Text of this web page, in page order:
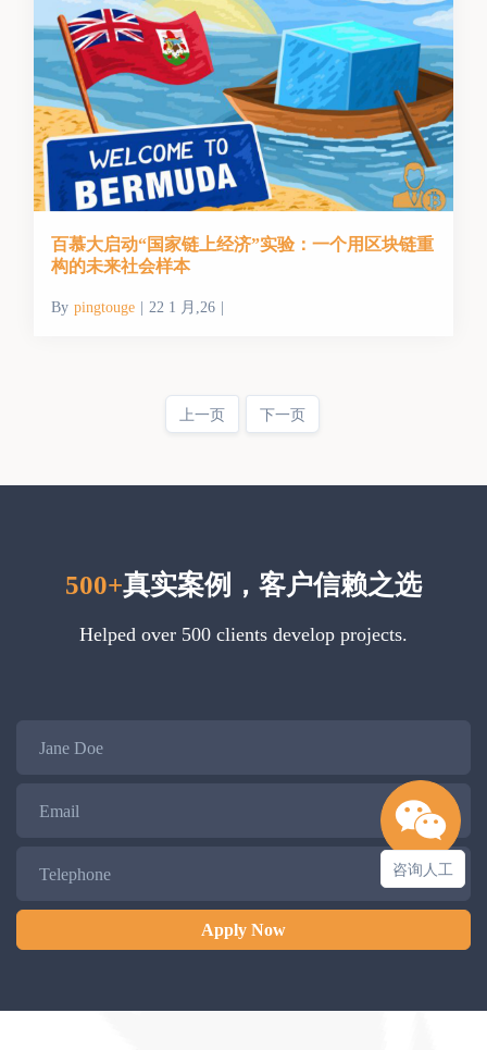
百慕大启动“国家链上经济”实验：一个用区块链重
构的未来社会样本
By pingtouge | 22 1 月,26 |
上一页 下一页
500+真实案例，客户信赖之选
Helped over 500 clients develop projects.
Apply Now
咨询人工